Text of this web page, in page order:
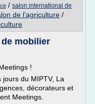
/ salon international de
de l'agriculture /
mobilier
!
du MIPTV, La
décorateurs et
Meetings.